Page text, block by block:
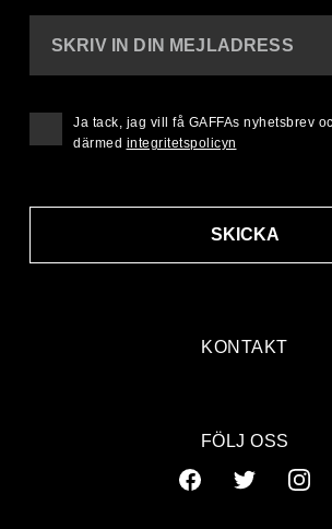
KONTAKT
SKRIV IN DIN MEJLADRESS
SKICKA
Ja tack, jag vill få GAFFAs nyhetsbrev
därmed integritetspolicyn
FÖLJ OSS